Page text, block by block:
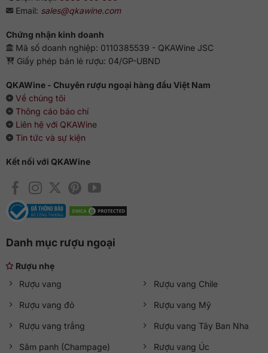
Advocate bình chọn. Thương hiệu này cũng đã đánh giá
số điểm 95/100 cho dòng rượu này.
Giải Whisky World Award đã trao tặng danh hiệu chai
Hiệp hội Malt Whisky của Úc đã trao tặng danh hiệu
Whisky ngon nhất dành cho chai rượu này.
Email: sales@qkawine.com
Chứng nhận kinh doanh
Mã số doanh nghiệp: 0110385539 - QKAWine JSC
Giấy phép bán lẻ rượu: 04/GP-UBND
QKAWine - Chuyên rượu ngoại hàng đầu Việt Nam
Về chúng tôi
Thông cáo báo chí
Liên hệ với QKAWine
Tin tức và sự kiện
Kết nối với QKAWine
Danh mục rượu ngoại
Rượu nhẹ
Rượu vang
Rượu vang đỏ
Rượu vang trắng
Sâm panh (Champage)
Rượu vang Chile
Rượu vang Mỹ
Rượu vang Tây Ban Nha
Rượu vang Úc